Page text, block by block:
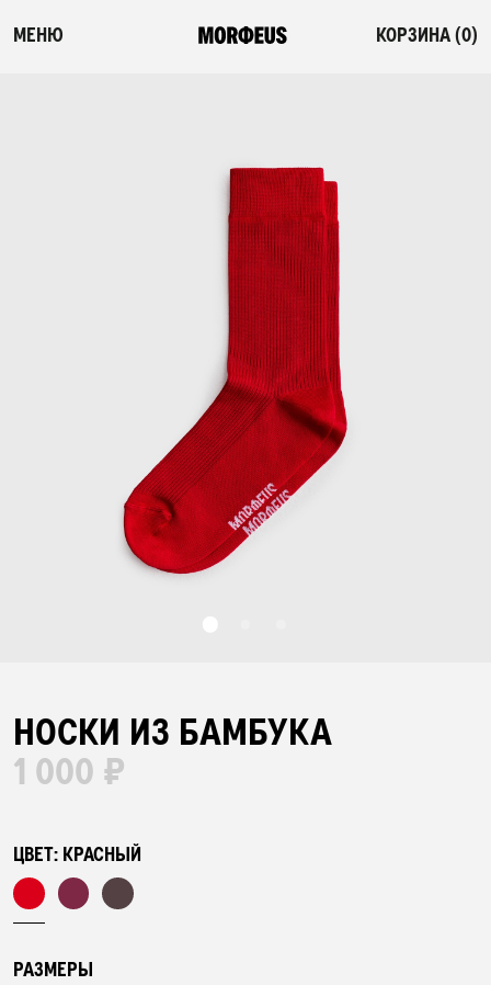
МЕНЮ КОРЗИНА (0)
ФЛЕШ-РАСПРОДАЖА
ПОСТЕЛЬНОЕ БЕЛЬЕ
ОДЕЯЛА-КОМФОРТЕРЫ
БАР НАВОЛОЧЕК
ХАЛАТЫ
ПИЖАМЫ
НОСКИ ИЗ БАМБУКА
1 000 ₽
ЦВЕТ: КРАСНЫЙ
РАЗМЕРЫ